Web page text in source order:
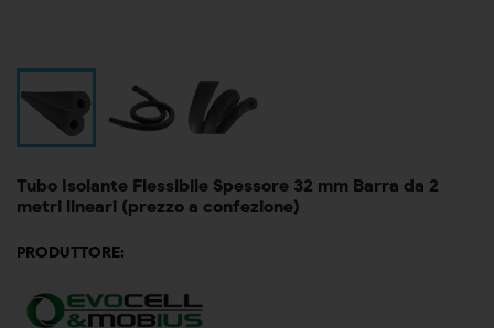
Tubo Isolante Flessibile Spessore 32 mm Barra da 2
metri lineari (prezzo a confezione)
PRODUTTORE: